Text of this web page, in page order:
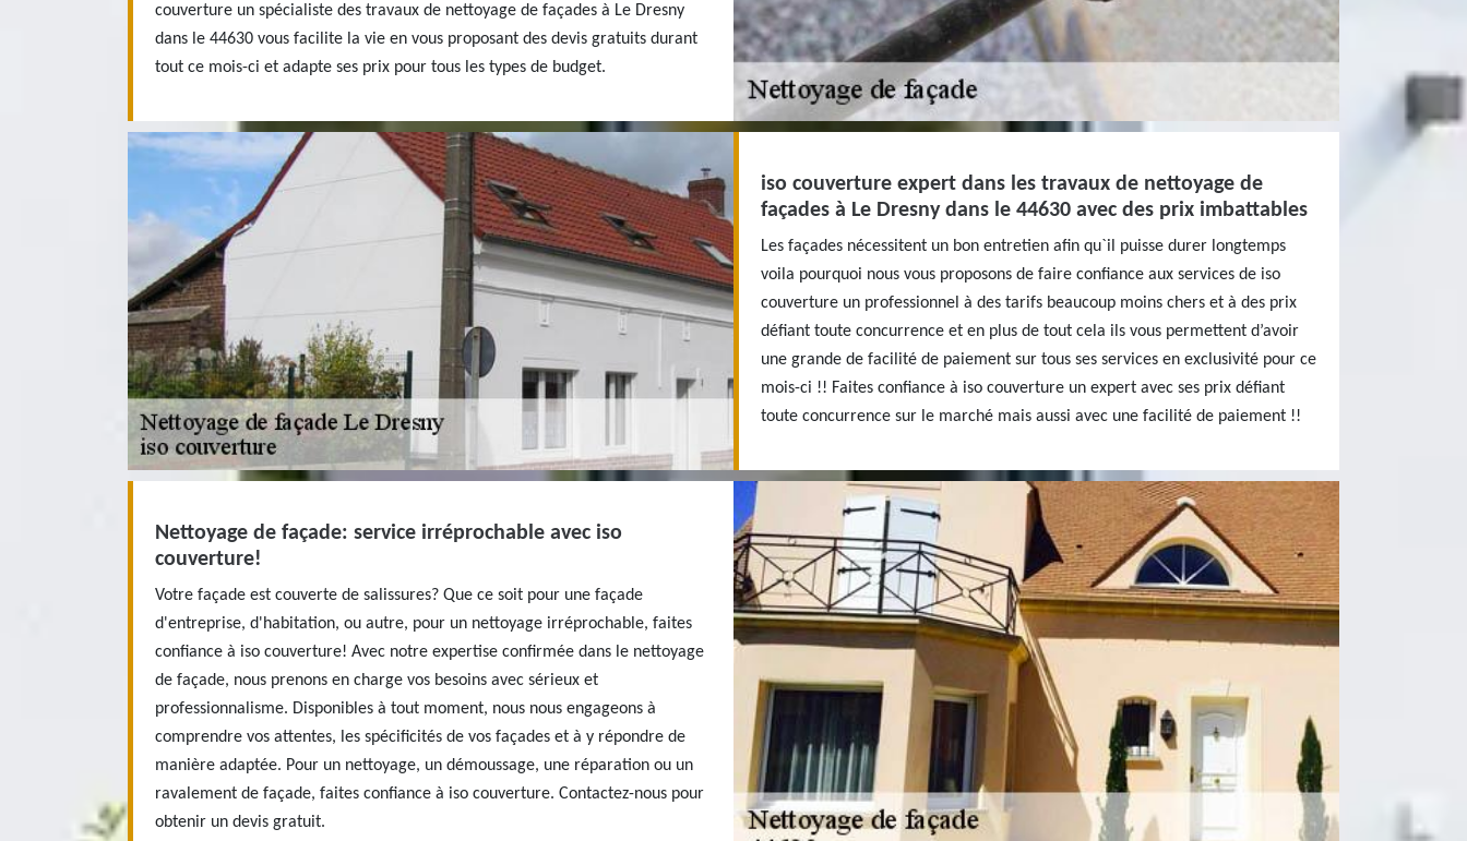
couverture un spécialiste des travaux de nettoyage de façades à Le Dresny
dans le 44630 vous facilite la vie en vous proposant des devis gratuits durant
tout ce mois-ci et adapte ses prix pour tous les types de budget.
iso couverture expert dans les travaux de nettoyage de
façades à Le Dresny dans le 44630 avec des prix imbattables
Les façades nécessitent un bon entretien afin qu`il puisse durer longtemps
voila pourquoi nous vous proposons de faire confiance aux services de iso
couverture un professionnel à des tarifs beaucoup moins chers et à des prix
défiant toute concurrence et en plus de tout cela ils vous permettent d’avoir
une grande de facilité de paiement sur tous ses services en exclusivité pour ce
mois-ci !! Faites confiance à iso couverture un expert avec ses prix défiant
toute concurrence sur le marché mais aussi avec une facilité de paiement !!
Nettoyage de façade: service irréprochable avec iso
couverture!
Votre façade est couverte de salissures? Que ce soit pour une façade
d'entreprise, d'habitation, ou autre, pour un nettoyage irréprochable, faites
confiance à iso couverture! Avec notre expertise confirmée dans le nettoyage
de façade, nous prenons en charge vos besoins avec sérieux et
professionnalisme. Disponibles à tout moment, nous nous engageons à
comprendre vos attentes, les spécificités de vos façades et à y répondre de
manière adaptée. Pour un nettoyage, un démoussage, une réparation ou un
ravalement de façade, faites confiance à iso couverture. Contactez-nous pour
obtenir un devis gratuit.